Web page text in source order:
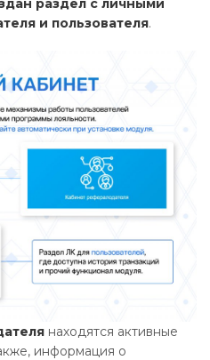
раздел с личными
и пользователя.
находятся активные
информация о